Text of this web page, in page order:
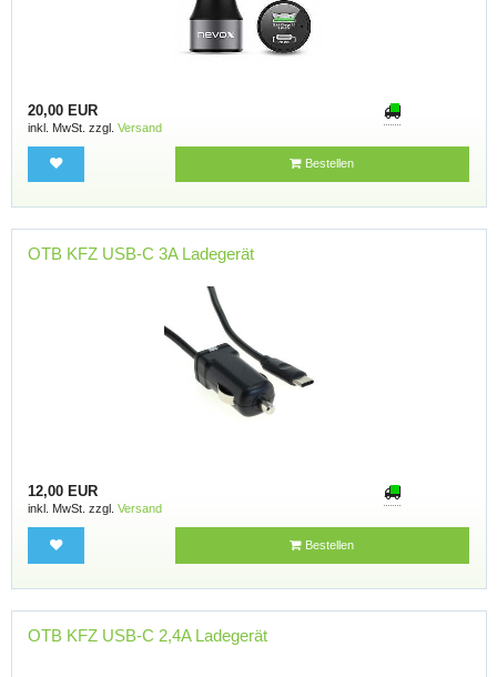
20,00 EUR
inkl. MwSt. zzgl. Versand
Bestellen
OTB KFZ USB-C 3A Ladegerät
12,00 EUR
inkl. MwSt. zzgl. Versand
Bestellen
OTB KFZ USB-C 2,4A Ladegerät